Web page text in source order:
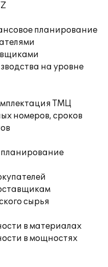
планирование
на уровне
ТМЦ
номеров, сроков
сырья
в материалах
в мощностях